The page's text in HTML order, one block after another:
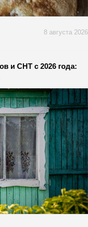
8 августа 2026
и СНТ с 2026 года: